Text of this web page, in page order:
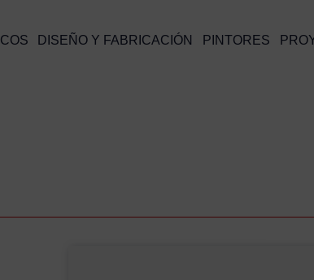
DISEÑO Y FABRICACIÓN PINTORES